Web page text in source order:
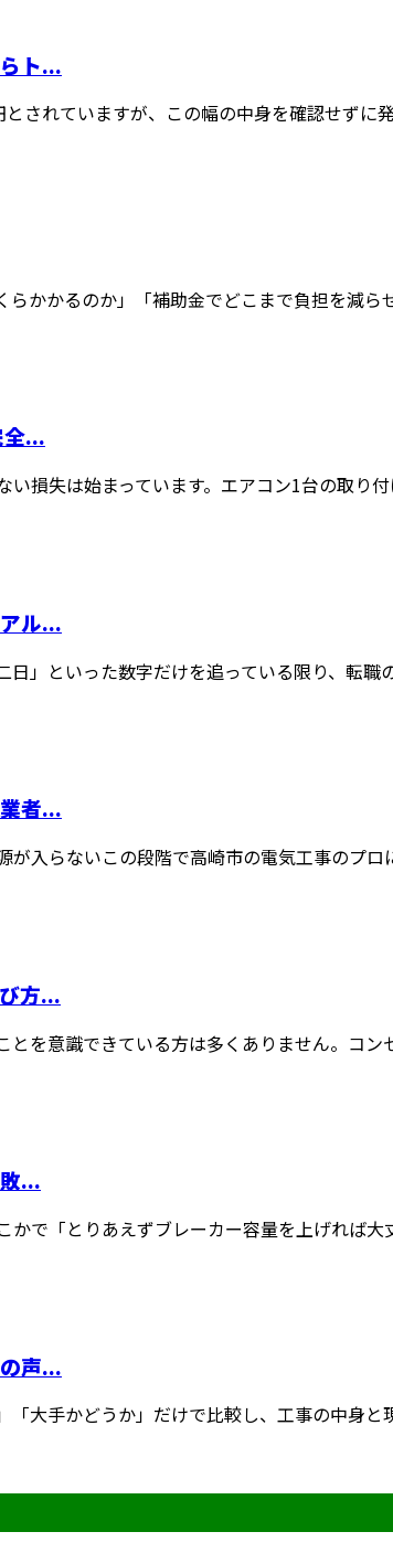
ト...
されていますが、この幅の中身を確認せずに
かかるのか」「補助金でどこまで負担を減ら
...
損失は始まっています。エアコン1台の取り
ル...
」といった数字だけを追っている限り、転職
者...
入らない――この段階で高崎市の電気工事のプロ
方...
を意識できている方は多くありません。コン
...
で「とりあえずブレーカー容量を上げれば大
声...
大手かどうか」だけで比較し、工事の中身と